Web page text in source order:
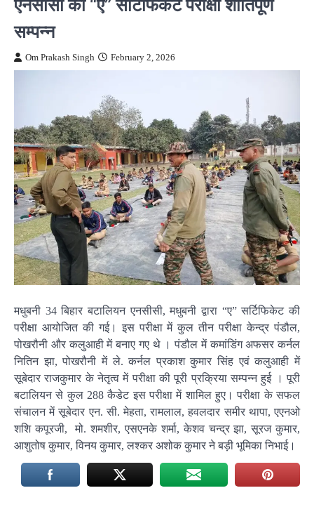
सम्पन्न
Om Prakash Singh February 2, 2026
मधुबनी 34 बिहार बटालियन एनसीसी, मधुबनी द्वारा “ए” सर्टिफिकेट की
परीक्षा आयोजित की गई। इस परीक्षा में कुल तीन परीक्षा केन्द्र पंडौल,
पोखरौनी और कलुआही में बनाए गए थे । पंडौल में कमांडिंग अफसर कर्नल
नितिन झा, पोखरौनी में ले. कर्नल प्रकाश कुमार सिंह एवं कलुआही में
सूबेदार राजकुमार के नेतृत्व में परीक्षा की पूरी प्रक्रिया सम्पन्न हुई । पूरी
बटालियन से कुल 288 कैडेट इस परीक्षा में शामिल हुए। परीक्षा के सफल
संचालन में सूबेदार एन. सी. मेहता, रामलाल, हवलदार समीर थापा, एएनओ
शशि कपूरजी, मो. शमशीर, एसएनके शर्मा, केशव चन्द्र झा, सूरज कुमार,
आशुतोष कुमार, विनय कुमार, लश्कर अशोक कुमार ने बड़ी भूमिका निभाई।